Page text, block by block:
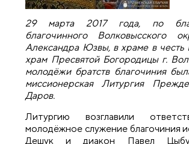
29 марта 2017 года, по
благочинного Волковысского
Александра Юзвы, в храме в честь
храм Пресвятой Богородицы г.
молодёжи братств благочиния
миссионерская Литургия
Даров.
Литургию возглавили
молодёжное служение благочиния
Дешук и диакон Павел